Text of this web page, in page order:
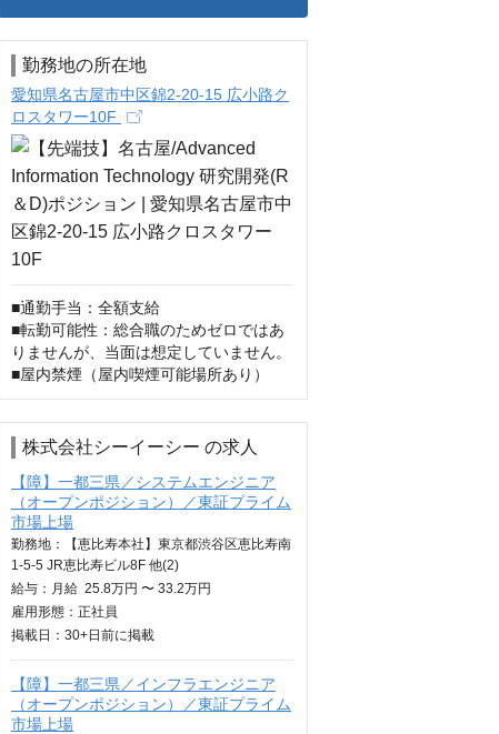
勤務地の所在地
愛知県名古屋市中区錦2‐20‐15 広小路ク
ロスタワー10F
■通勤手当：全額支給
■転勤可能性：総合職のためゼロではあ
りませんが、当面は想定していません。
■屋内禁煙（屋内喫煙可能場所あり）
株式会社シーイーシー の求人
【障】一都三県／システムエンジニア
（オープンポジション）／東証プライム
市場上場
勤務地：【恵比寿本社】東京都渋谷区恵比寿南
1-5-5 JR恵比寿ビル8F 他(2)
給与： 月給 25.8万円 〜 33.2万円
雇用形態：正社員
掲載日： 30+日 前に掲載
【障】一都三県／インフラエンジニア
（オープンポジション）／東証プライム
市場上場